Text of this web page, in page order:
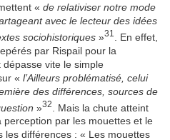
« de relativiser notre mode
avec le lecteur des idées
sociohistoriques »31
. En effet,
par Rispail pour la
vite le simple
« l’Ailleurs problématisé, celui
des différences, sources de
»32
. Mais la chute atteint
par les mouettes et le
les différences : « Les mouettes